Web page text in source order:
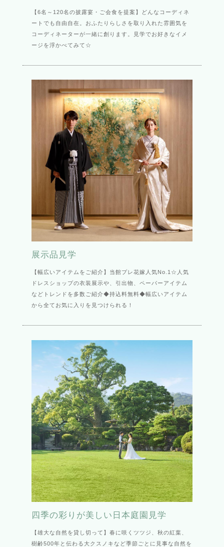
【6名～120名の披露宴・ご会食を提案】どんなコーディネ
ートでも自由自在。おふたりらしさを取り入れた雰囲気を
コーディネーターが一緒に創ります。見学でお好きなイメ
ージを浮かべてみて☆
展示品見学
【幅広いアイテムをご紹介】当館プレ花嫁人気No.1☆人気
ドレスショップの衣装展示や、引出物、ペーパーアイテム
などトレンドを多数ご紹介◆持込料無料◆幅広いアイテム
から全てお気に入りを見つけられる！
四季の彩りが美しい日本庭園見学
【雄大な自然を貸し切って】春に咲くツツジ、秋の紅葉、
樹齢500年と伝わる大クスノキなど季節ごとに見事な自然を